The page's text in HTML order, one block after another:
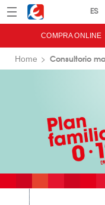
Menú Eroski
COMPRA ONLINE
Home Consultorio